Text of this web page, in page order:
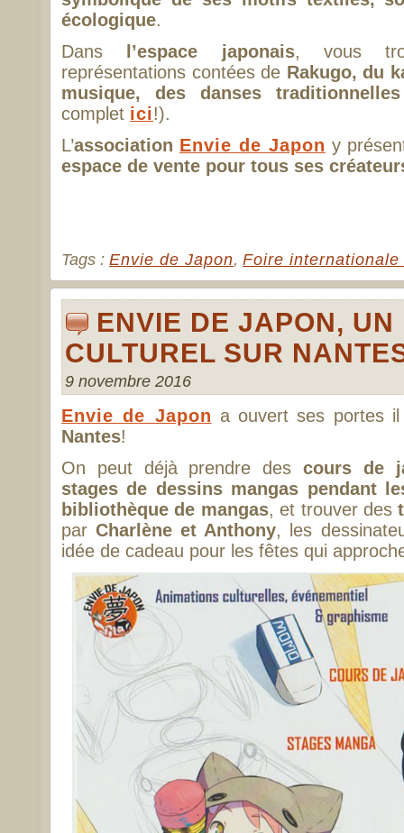
écologique.
Dans
l’espace japonais, vous
représentations contées de Rakugo, du
musique, des danses
complet ici!).
L’association Envie de Japon y
espace de vente pour tous ses
Tags : Envie de Japon, Foire internationale
ENVIE DE JAPON,
CULTUREL SUR
9 novembre 2016
Envie de Japon a ouvert ses portes
Nantes!
On peut déjà prendre des cours de
stages de dessins mangas pendant
bibliothèque de mangas, et trouver des
parCharlène et Anthony, les
idée de cadeau pour les fêtes qui